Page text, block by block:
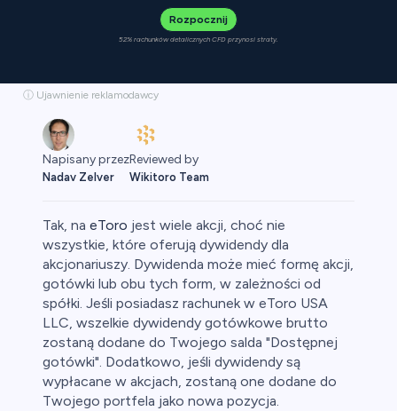
Rozpocznij
52% rachunków detalicznych CFD przynosi straty.
ⓘ Ujawnienie reklamodawcy
Napisany przez
Nadav Zelver
Reviewed by
Wikitoro Team
Tak, na eToro jest wiele akcji, choć nie
wszystkie, które oferują dywidendy dla
akcjonariuszy. Dywidenda może mieć formę akcji,
gotówki lub obu tych form, w zależności od
spółki. Jeśli posiadasz rachunek w eToro USA
LLC, wszelkie dywidendy gotówkowe brutto
zostaną dodane do Twojego salda "Dostępnej
gotówki". Dodatkowo, jeśli dywidendy są
wypłacane w akcjach, zostaną one dodane do
Twojego portfela jako nowa pozycja.